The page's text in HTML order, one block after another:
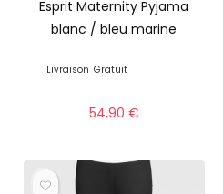
Esprit Maternity Pyjama
blanc / bleu marine
Livraison Gratuit
54,90 €